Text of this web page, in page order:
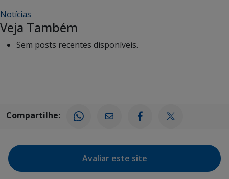
Notícias
Veja Também
Sem posts recentes disponíveis.
Compartilhe:
Avaliar este site